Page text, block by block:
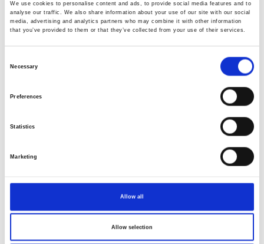
We use cookies to personalise content and ads, to provide social media features and to
analyse our traffic. We also share information about your use of our site with our social
media, advertising and analytics partners who may combine it with other information
that you’ve provided to them or that they’ve collected from your use of their services.
Necessary
Preferences
Statistics
Marketing
Allow all
Allow selection
Resultados
qualidade de vida da Micaela estão melhores do que
seria expectável, permitindo-lhe uma vida autónoma e
bastante satisfatória, como ela própria relata no vídeo
que se encontra no final deste texto. Pontualmente tem
normalmente consegue tratar.
Micaela iniciou mais um pequeno ciclo terapêutico de
próximos meses, acompanhado de fitoterapia chinesa,
em que foram ajustados apenas alguns pontos para